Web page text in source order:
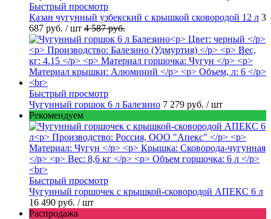
Быстрый просмотр
Казан чугунный узбекский с крышкой сковородой 12 л 3
687 руб. / шт 4 587 руб.
Быстрый просмотр
Чугунный горшок 6 л Балезино 7 279 руб. / шт
Рекомендуем
Быстрый просмотр
Чугунный горшочек с крышкой-сковородой АПЕКС 6 л
16 490 руб. / шт
Распродажа